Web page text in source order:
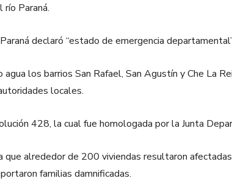
Paraná.
declaró “estado de emergencia
los barrios San Rafael, San Agustín y Che La
locales.
428, la cual fue homologada por la Junta
que alrededor de 200 viviendas resultaron
familias damnificadas.